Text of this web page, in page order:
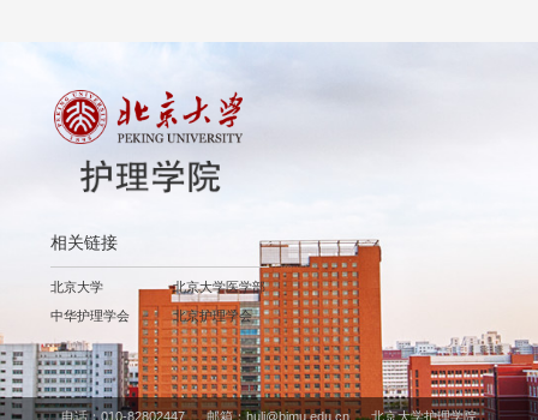
相关链接
北京大学
北京大学医学部
中华护理学会
北京护理学会
电话：010-82802447 邮箱：huli@bjmu.edu.cn 北京大学护理学院